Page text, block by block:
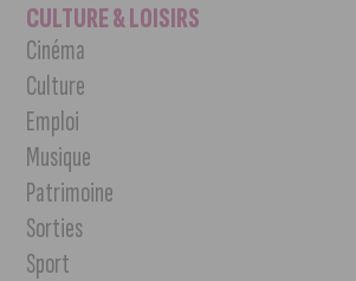
CULTURE & LOISIRS
Cinéma
Culture
Emploi
Musique
Patrimoine
Sorties
Sport